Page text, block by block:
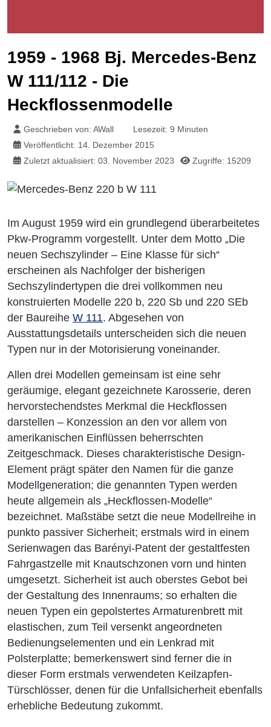
1959 - 1968 Bj. Mercedes-Benz
W 111/112 - Die
Heckflossenmodelle
Geschrieben von: AWall
Lesezeit: 9 Minuten
Veröffentlicht: 14. Dezember 2015
Zuletzt aktualisiert: 03. November 2023
Zugriffe: 15209
Im August 1959 wird ein grundlegend überarbeitetes
Pkw-Programm vorgestellt. Unter dem Motto „Die
neuen Sechszylinder – Eine Klasse für sich“
erscheinen als Nachfolger der bisherigen
Sechszylindertypen die drei vollkommen neu
konstruierten Modelle 220 b, 220 Sb und 220 SEb
der Baureihe W 111. Abgesehen von
Ausstattungsdetails unterscheiden sich die neuen
Typen nur in der Motorisierung voneinander.
Allen drei Modellen gemeinsam ist eine sehr
geräumige, elegant gezeichnete Karosserie, deren
hervorstechendstes Merkmal die Heckflossen
darstellen – Konzession an den vor allem von
amerikanischen Einflüssen beherrschten
Zeitgeschmack. Dieses charakteristische Design-
Element prägt später den Namen für die ganze
Modellgeneration; die genannten Typen werden
heute allgemein als „Heckflossen-Modelle“
bezeichnet. Maßstäbe setzt die neue Modellreihe in
punkto passiver Sicherheit; erstmals wird in einem
Serienwagen das Barényi-Patent der gestaltfesten
Fahrgastzelle mit Knautschzonen vorn und hinten
umgesetzt. Sicherheit ist auch oberstes Gebot bei
der Gestaltung des Innenraums; so erhalten die
neuen Typen ein gepolstertes Armaturenbrett mit
elastischen, zum Teil versenkt angeordneten
Bedienungselementen und ein Lenkrad mit
Polsterplatte; bemerkenswert sind ferner die in
dieser Form erstmals verwendeten Keilzapfen-
Türschlösser, denen für die Unfallsicherheit ebenfalls
erhebliche Bedeutung zukommt.